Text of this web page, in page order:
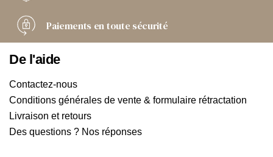
Paiements en toute sécurité
De l'aide
Contactez-nous
Conditions générales de vente & formulaire rétractation
Livraison et retours
Des questions ? Nos réponses